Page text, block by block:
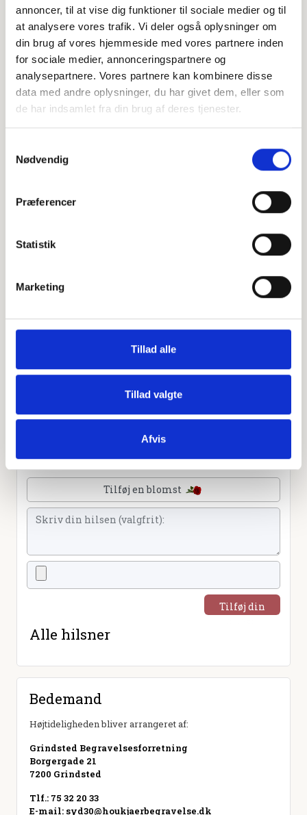
annoncer, til at vise dig funktioner til sociale medier og til
at analysere vores trafik. Vi deler også oplysninger om
din brug af vores hjemmeside med vores partnere inden
for sociale medier, annonceringspartnere og
analysepartnere. Vores partnere kan kombinere disse
data med andre oplysninger, du har givet dem, eller som
de har indsamlet fra din brug af deres tjenester.
Nødvendig
Præferencer
Statistik
Marketing
Tillad alle
Tillad valgte
Afvis
Højtideligheden
Tirsdag d. 22. oktober 2024 kl. 10.30
Hejnsvig Kirke
Kirkevej 1, 7250 Hejnsvig
−
contributors
Sammen kan vi mindes Peter Nielsen Visholm. Du kan
Tænd et lys
Tilføj en blomst
Tilføj din
Alle hilsner
Bedemand
Højtideligheden bliver arrangeret af:
Grindsted Begravelsesforretning
Borgergade 21
7200 Grindsted
Tlf.: 75 32 20 33
E-mail: syd30@houkjaerbegravelse.dk